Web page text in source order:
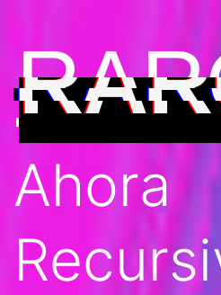
contenido
Ahora